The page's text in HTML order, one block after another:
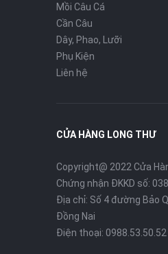
Mồi Câu Cá
Cần Câu
Dây, Phao, Lưỡi
Phụ Kiện
Liên hệ
CỬA HÀNG LONG THƯ
Copyright@ 2022 Cửa
Chứng nhận ĐKKD số:
Địa chỉ: Số 4 đường Bảo
Đồng Nai
Điện thoại: 0988.53.50.52